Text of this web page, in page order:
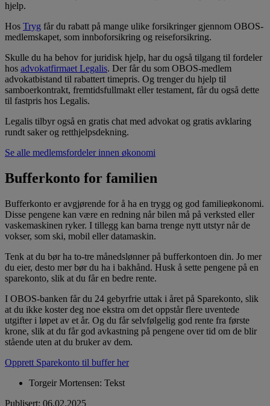
hjelp.
Hos Tryg får du rabatt på mange ulike forsikringer gjennom OBOS-
medlemskapet, som innboforsikring og reiseforsikring.
Skulle du ha behov for juridisk hjelp, har du også tilgang til fordeler
hos advokatfirmaet Legalis. Der får du som OBOS-medlem
advokatbistand til rabattert timepris. Og trenger du hjelp til
samboerkontrakt, fremtidsfullmakt eller testament, får du også dette
til fastpris hos Legalis.
Legalis tilbyr også en gratis chat med advokat og gratis avklaring
rundt saker og retthjelpsdekning.
Se alle medlemsfordeler innen økonomi
Bufferkonto for familien
Bufferkonto er avgjørende for å ha en trygg og god familieøkonomi.
Disse pengene kan være en redning når bilen må på verksted eller
vaskemaskinen ryker. I tillegg kan barna trenge nytt utstyr når de
vokser, som ski, mobil eller datamaskin.
Tenk at du bør ha to-tre månedslønner på bufferkontoen din. Jo mer
du eier, desto mer bør du ha i bakhånd. Husk å sette pengene på en
sparekonto, slik at du får en bedre rente.
I OBOS-banken får du 24 gebyrfrie uttak i året på Sparekonto, slik
at du ikke koster deg noe ekstra om det oppstår flere uventede
utgifter i løpet av et år. Og du får selvfølgelig god rente fra første
krone, slik at du får god avkastning på pengene over tid om de blir
stående uten at du bruker av dem.
Opprett Sparekonto til buffer her
Torgeir Mortensen: Tekst
Publisert: 06.02.2025